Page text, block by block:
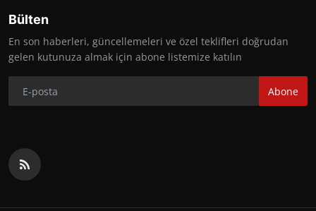
Bülten
En son haberleri, güncellemeleri ve özel teklifleri doğrudan
gelen kutunuza almak için abone listemize katılın
Abone